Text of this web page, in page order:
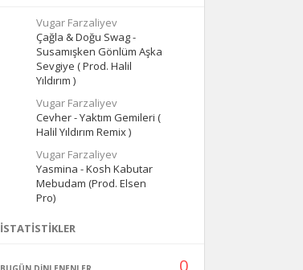
Vugar Farzaliyev
Çağla & Doğu Swag -
Susamışken Gönlüm Aşka
Sevgiye ( Prod. Halil
Yıldırım )
Vugar Farzaliyev
Cevher - Yaktım Gemileri (
Halil Yıldırım Remix )
Vugar Farzaliyev
Yasmina - Kosh Kabutar
Mebudam (Prod. Elsen
Pro)
İSTATISTIKLER
0